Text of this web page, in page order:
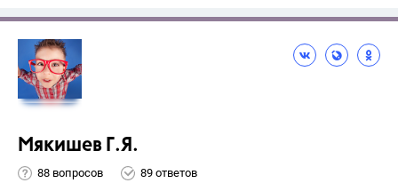
Мякишев Г.Я.
88 вопросов 89 ответов